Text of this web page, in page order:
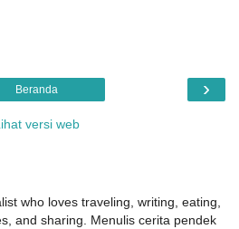
›
Beranda
versi web
who loves traveling, writing, eating,
and sharing. Menulis cerita pendek